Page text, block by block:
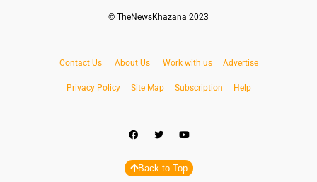
© TheNewsKhazana 2023
Contact Us About Us Work with us Advertise
Privacy Policy Site Map Subscription Help
Back to Top